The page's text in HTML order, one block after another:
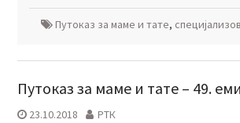
Путоказ за маме и тате,
Путоказ за маме и тате – 49.
23.10.2018 РТК